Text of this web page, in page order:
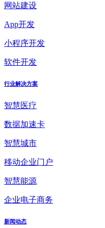
网站建设
App开发
小程序开发
软件开发
行业解决方案
智慧医疗
数据加速卡
智慧城市
移动企业门户
智慧能源
企业电子商务
新闻动态